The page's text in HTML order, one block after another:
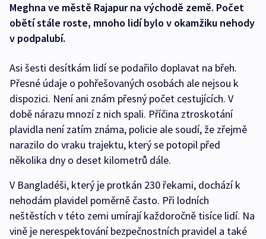
Meghna ve městě Rajapur na východě země. Počet
obětí stále roste, mnoho lidí bylo v okamžiku nehody
v podpalubí.
Asi šesti desítkám lidí se podařilo doplavat na břeh.
Přesné údaje o pohřešovaných osobách ale nejsou k
dispozici. Není ani znám přesný počet cestujících. V
době nárazu mnozí z nich spali. Příčina ztroskotání
plavidla není zatím známa, policie ale soudí, že zřejmě
narazilo do vraku trajektu, který se potopil před
několika dny o deset kilometrů dále.
V Bangladéši, který je protkán 230 řekami, dochází k
nehodám plavidel poměrně často. Při lodních
neštěstích v této zemi umírají každoročně tisíce lidí. Na
vině je nerespektování bezpečnostních pravidel a také